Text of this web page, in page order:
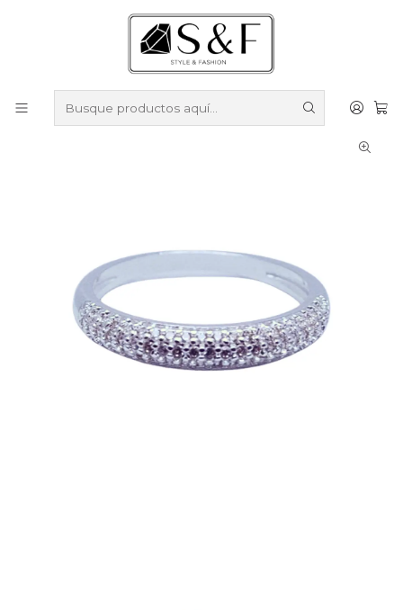
Compra sobre $50.000 en productos y obtén un 40% de
Despacho gratis por compras sobre $100.000
Anillos
Anillos enchapados en Plata
Anillo Jimena enchapado en plata